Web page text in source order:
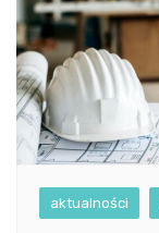
aktualności